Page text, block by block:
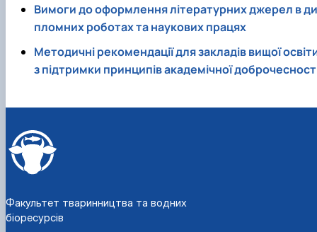
Вимоги до оформлення літературних джерел в ди
пломних роботах та наукових працях
Методичні рекомендації для закладів вищої
з підтримки принципів академічної
Факультет тваринництва та водних
біоресурсів